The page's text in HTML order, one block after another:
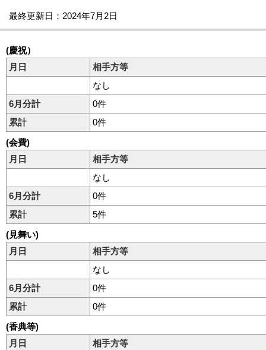
最終更新日：2024年7月2日
(慶祝）
月日
相手方等
なし
6月分計
0件
累計
0件
(会費)
月日
相手方等
なし
6月分計
0件
累計
5件
(見舞い)
月日
相手方等
なし
6月分計
0件
累計
0件
(香典等)
月日
相手方等